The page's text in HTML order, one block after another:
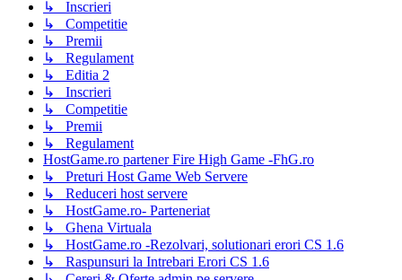
↳ Inscrieri
↳ Competitie
↳ Premii
↳ Regulament
↳ Editia 2
↳ Inscrieri
↳ Competitie
↳ Premii
↳ Regulament
HostGame.ro partener Fire High Game -FhG.ro
↳ Preturi Host Game Web Servere
↳ Reduceri host servere
↳ HostGame.ro- Parteneriat
↳ Ghena Virtuala
↳ HostGame.ro -Rezolvari, solutionari erori CS 1.6
↳ Raspunsuri la Intrebari Erori CS 1.6